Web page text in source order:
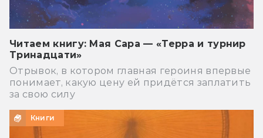
Читаем книгу: Мая Сара — «Терра и турнир
Тринадцати»
Отрывок, в котором главная героиня впервые
понимает, какую цену ей придётся заплатить
за свою силу
Книги